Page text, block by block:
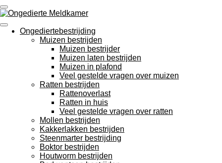
Ga
direct
naar
de
hoofdinhoud
Ongediertebestrijding
Muizen bestrijden
Muizen bestrijder
Muizen laten bestrijden
Muizen in plafond
Veel gestelde vragen over muizen
Ratten bestrijden
Rattenoverlast
Ratten in huis
Veel gestelde vragen over ratten
Mollen bestrijden
Kakkerlakken bestrijden
Steenmarter bestrijding
Boktor bestrijden
Houtworm bestrijden